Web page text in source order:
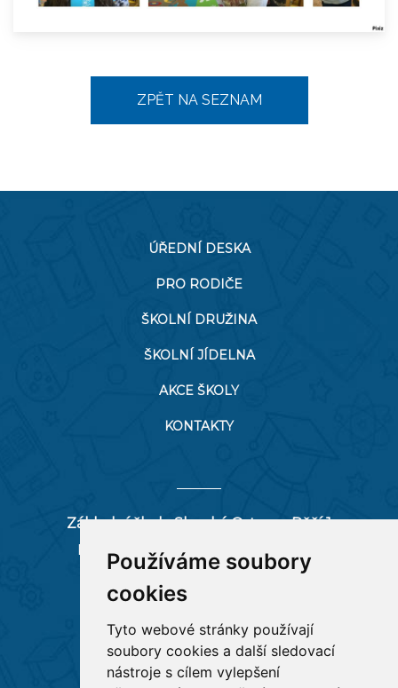
Používáme soubory
cookies
Tyto webové stránky používají
soubory cookies a další sledovací
nástroje s cílem vylepšení
ZPĚT NA SEZNAM
ÚŘEDNÍ DESKA
PRO RODIČE
ŠKOLNÍ DRUŽINA
ŠKOLNÍ JÍDELNA
AKCE ŠKOLY
KONTAKTY
Základní škola Slezská Ostrava, Pěší 1
Pěší 66/1, 712 00 Ostrava-Muglinov
tel:596 244 880
RYCHLÉ ODKAZY